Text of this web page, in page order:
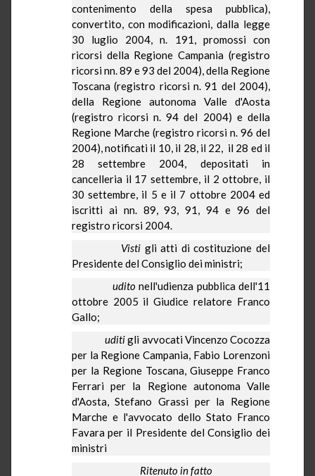
contenimento della spesa pubblica),
convertito, con modificazioni, dalla legge
30 luglio 2004, n. 191, promossi con
ricorsi della Regione Campania (registro
ricorsi nn. 89 e 93 del 2004), della Regione
Toscana (registro ricorsi n. 91 del 2004),
della Regione autonoma Valle d'Aosta
(registro ricorsi n. 94 del 2004) e della
Regione Marche (registro ricorsi n. 96 del
2004), notificati il 10, il 28, il 22, il 28 ed il
28 settembre 2004, depositati in
cancelleria il 17 settembre, il 2 ottobre, il
30 settembre, il 5 e il 7 ottobre 2004 ed
iscritti ai nn. 89, 93, 91, 94 e 96 del
registro ricorsi 2004.
Visti gli atti di costituzione del
Presidente del Consiglio dei ministri;
uditonell'udienza pubblica dell'11
ottobre 2005 il Giudice relatore Franco
Gallo;
uditigli avvocati VincenzoCocozza
per la Regione Campania, Fabio Lorenzoni
per la Regione Toscana, Giuseppe Franco
Ferrari per la Regioneautonoma Valle
d'Aosta, Stefano Grassi per la Regione
Marchee l'avvocato dello Stato Franco
Favara per il Presidente del Consiglio dei
ministri
Ritenuto in fatto